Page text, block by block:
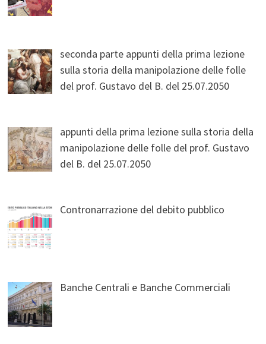
seconda parte appunti della prima lezione
sulla storia della manipolazione delle folle
del prof. Gustavo del B. del 25.07.2050
appunti della prima lezione sulla storia della
manipolazione delle folle del prof. Gustavo
del B. del 25.07.2050
Contronarrazione del debito pubblico
Banche Centrali e Banche Commerciali